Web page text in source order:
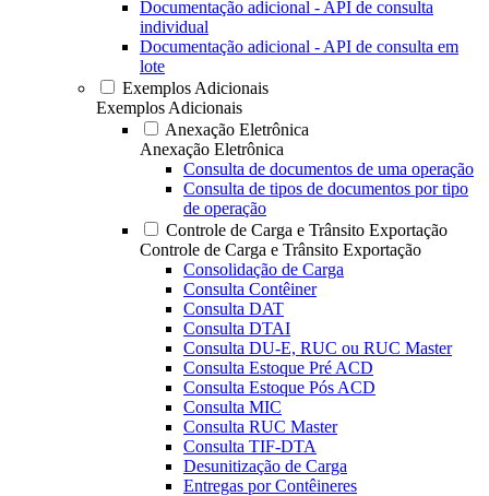
Documentação adicional - API de consulta
individual
Documentação adicional - API de consulta em
lote
Exemplos Adicionais
Exemplos Adicionais
Anexação Eletrônica
Anexação Eletrônica
Consulta de documentos de uma operação
Consulta de tipos de documentos por tipo
de operação
Controle de Carga e Trânsito Exportação
Controle de Carga e Trânsito Exportação
Consolidação de Carga
Consulta Contêiner
Consulta DAT
Consulta DTAI
Consulta DU-E, RUC ou RUC Master
Consulta Estoque Pré ACD
Consulta Estoque Pós ACD
Consulta MIC
Consulta RUC Master
Consulta TIF-DTA
Desunitização de Carga
Entregas por Contêineres